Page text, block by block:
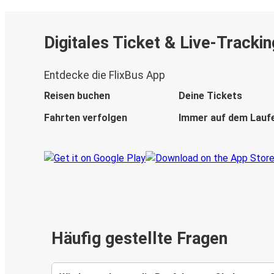
Digitales Ticket & Live-
Entdecke die FlixBus App
Reisen buchen
Deine Tickets
Fahrten verfolgen
Immer auf dem
Häufig gestellte Fragen